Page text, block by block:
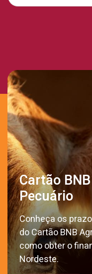
Cartão
Pecuário
Conheça os
do Cartão BNB
como obter o
Nordeste.